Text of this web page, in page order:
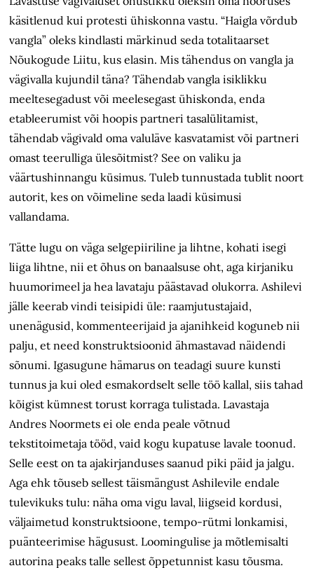
käsitlenud kui protesti ühiskonna vastu. “Haigla võrdub
vangla” oleks kindlasti märkinud seda totalitaarset
Nõukogude Liitu, kus elasin. Mis tähendus on vangla ja
vägivalla kujundil täna? Tähendab vangla isiklikku
meeltesegadust või meelesegast ühiskonda, enda
etableerumist või hoopis partneri tasalülitamist,
tähendab vägivald oma valuläve kasvatamist või partneri
omast teerulliga ülesõitmist? See on valiku ja
väärtushinnangu küsimus. Tuleb tunnustada tublit noort
autorit, kes on võimeline seda laadi küsimusi
vallandama.
Tätte lugu on väga selgepiiriline ja lihtne, kohati isegi
liiga lihtne, nii et õhus on banaalsuse oht, aga kirjaniku
huumorimeel ja hea lavataju päästavad olukorra. Ashilevi
jälle keerab vindi teisipidi üle: raamjutustajaid,
unenägusid, kommenteerijaid ja ajanihkeid koguneb nii
palju, et need konstruktsioonid ähmastavad näidendi
sõnumi. Igasugune hämarus on teadagi suure kunsti
tunnus ja kui oled esmakordselt selle töö kallal, siis tahad
kõigist kümnest torust korraga tulistada. Lavastaja
Andres Noormets ei ole enda peale võtnud
tekstitoimetaja tööd, vaid kogu kupatuse lavale toonud.
Selle eest on ta ajakirjanduses saanud piki päid ja jalgu.
Aga ehk tõuseb sellest täismängust Ashilevile endale
tulevikuks tulu: näha oma vigu laval, liigseid kordusi,
väljaimetud konstruktsioone, tempo-rütmi lonkamisi,
puänteerimise hägusust. Loomingulise ja mõtlemisalti
autorina peaks talle sellest õppetunnist kasu tõusma.